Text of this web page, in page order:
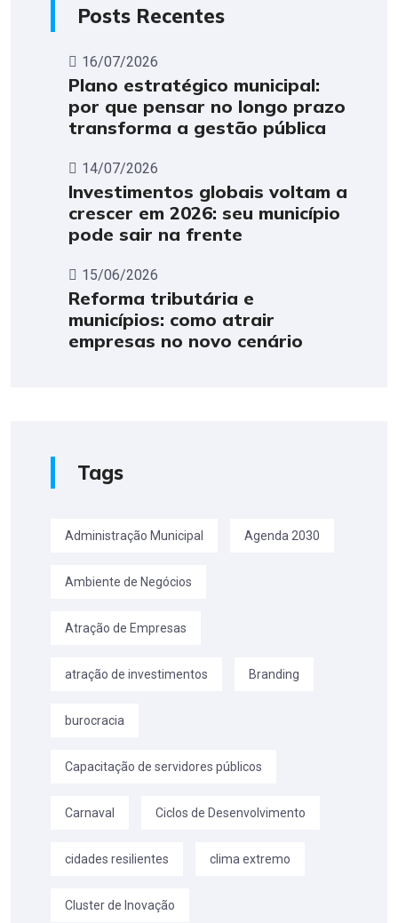
Posts Recentes
16/07/2026
Plano estratégico municipal:
por que pensar no longo prazo
transforma a gestão pública
14/07/2026
Investimentos globais voltam a
crescer em 2026: seu município
pode sair na frente
15/06/2026
Reforma tributária e
municípios: como atrair
empresas no novo cenário
Tags
Administração Municipal Agenda 2030
Ambiente de Negócios
Atração de Empresas
atração de investimentos Branding
burocracia
Capacitação de servidores públicos
Carnaval Ciclos de Desenvolvimento
cidades resilientes clima extremo
Cluster de Inovação